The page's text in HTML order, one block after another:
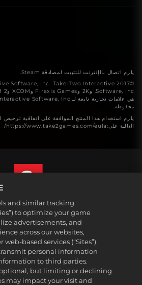
يلزم اتصال بالإنترنت للتثبيت لمصادقة Steam.
Software, Inc. Take-Two Interactive
محفوظة.
يلزم استخدام هذا المنتج الموافقة على اتفاقية
التالية على:https://www.take2games.com/eula/
القسم القانوني
سياسة الخصوصية
سياسة ملفات تعريف
Support
عدم بيع أو مشاركة
العربية
and similar tracking
to optimize your game
advertisements, and
across our websites,
based services (“Sites”).
personal information
to third parties.
optional, but limiting or declining
may impact your visit and